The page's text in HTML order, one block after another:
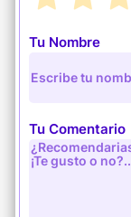
Tu Nombre
Tu Comentario